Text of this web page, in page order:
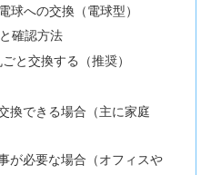
球への交換（電球型）
確認方法
と交換する（推奨）
換できる場合（主に家庭
が必要な場合（オフィスや